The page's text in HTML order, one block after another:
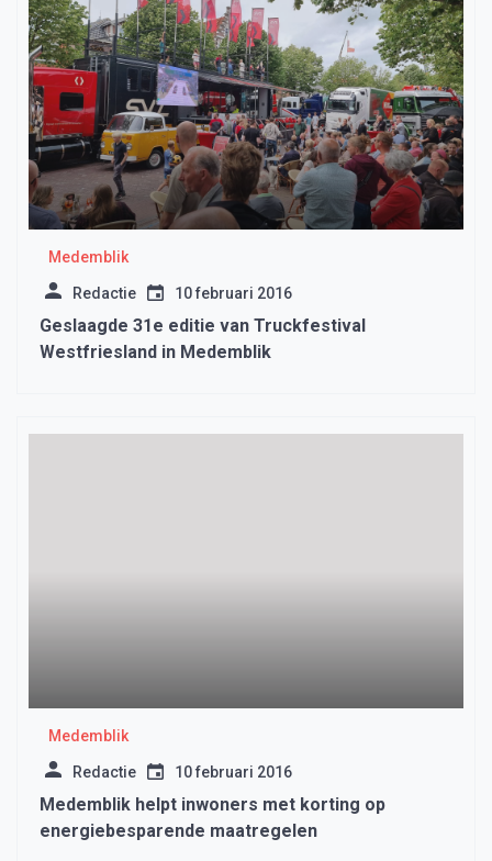
Medemblik
Redactie 10 februari 2016
Geslaagde 31e editie van Truckfestival
Westfriesland in Medemblik
Medemblik
Redactie 10 februari 2016
Medemblik helpt inwoners met korting op
energiebesparende maatregelen